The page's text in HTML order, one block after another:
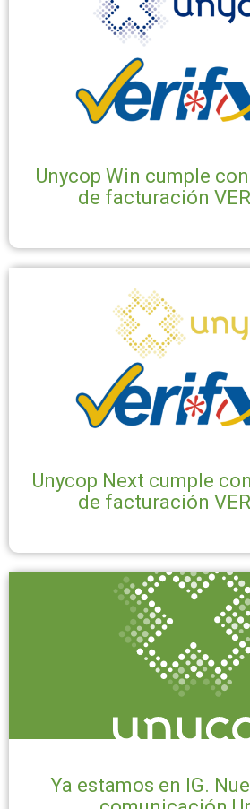
Unycop Win cumple
de facturación
Unycop Next cumple
de facturación
Ya estamos en IG.